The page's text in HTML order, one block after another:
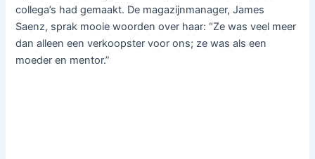
collega’s had gemaakt. De magazijnmanager, James
Saenz, sprak mooie woorden over haar: “Ze was veel meer
dan alleen een verkoopster voor ons; ze was als een
moeder en mentor.”